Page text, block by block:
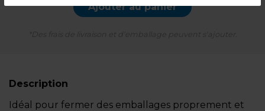
Ajouter au panier
Description
Idéal pour fermer des emballages proprement et